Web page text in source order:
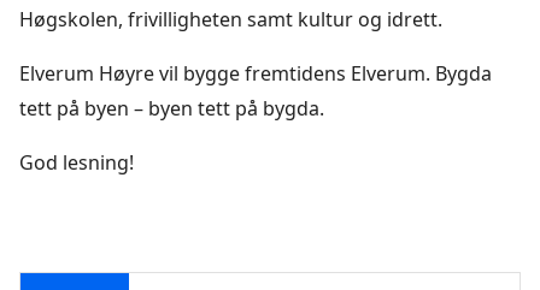
Høgskolen, frivilligheten samt kultur og idrett.
Elverum Høyre vil bygge fremtidens Elverum. Bygda
tett på byen – byen tett på bygda.
God lesning!